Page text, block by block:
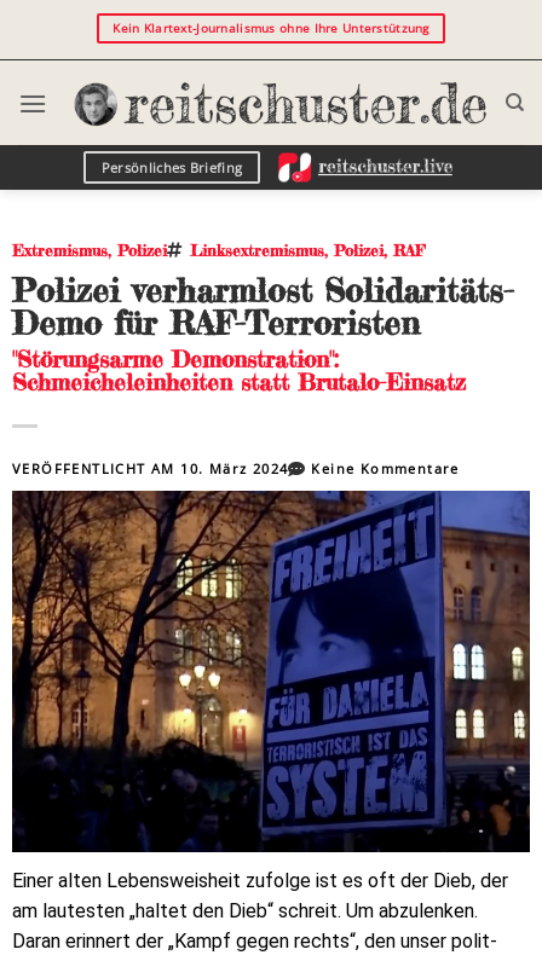
Kein Klartext-Journalismus ohne Ihre Unterstützung
Persönliches Briefing
Extremismus,Polizei Linksextremismus,Polizei, RAF
Polizei verharmlost Solidaritäts-
Demo für RAF-Terroristen
"Störungsarme Demonstration":
Schmeicheleinheiten statt Brutalo-Einsatz
VERÖFFENTLICHT AM 10. März 2024 Keine Kommentare
Einer alten Lebensweisheit zufolge ist es oft der Dieb, der
am lautesten „haltet den Dieb“ schreit. Um abzulenken.
Daran erinnert der „Kampf gegen rechts“, den unser polit-